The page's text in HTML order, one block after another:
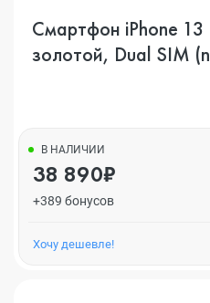
Смартфон iPhone
золотой, Dual SIM
В НАЛИЧИИ
38 890₽
+389 бонусов
Хочу дешевле!